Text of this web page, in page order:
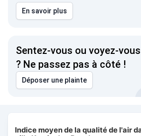
En savoir plus
Sentez-vous ou voyez-
? Ne passez pas à côté !
Déposer une plainte
Combination chart with 3 data series.
Indice moyen de la qualité de l'air